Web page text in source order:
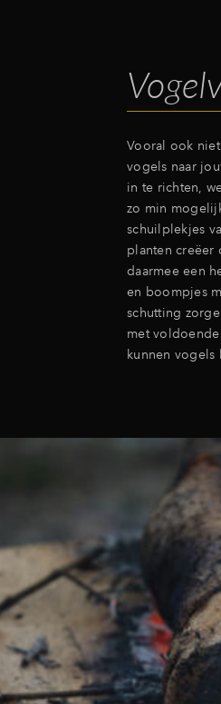
Vooral ook
vogels naar
in te richten,
zo min
schuilplekjes
planten creëer
daarmee een
en boompjes
schutting
met
kunnen